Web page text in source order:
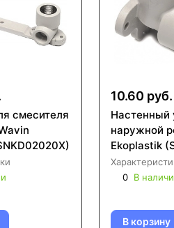
смесителя
10.60 руб.
Настенный
наружной
Ekoplastik
0 В
В корзину